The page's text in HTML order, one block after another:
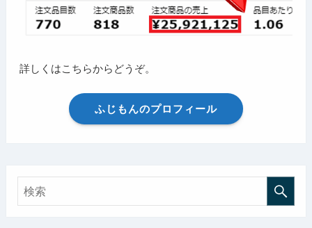
詳しくはこちらからどうぞ。
ふじもんのプロフィール